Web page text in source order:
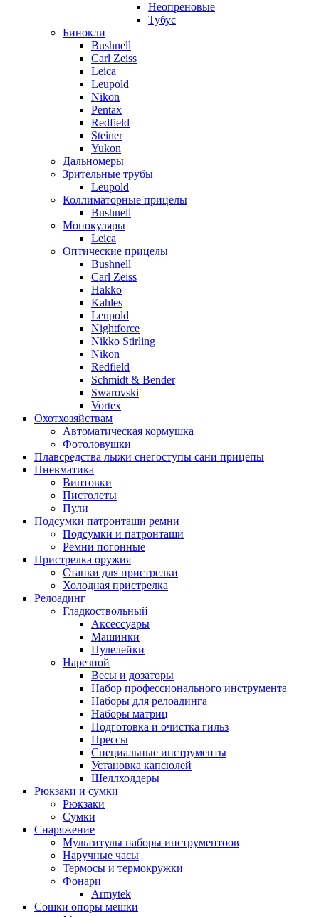
Неопреновые
Тубус
Бинокли
Bushnell
Carl Zeiss
Leica
Leupold
Nikon
Pentax
Redfield
Steiner
Yukon
Дальномеры
Зрительные трубы
Leupold
Коллиматорные прицелы
Bushnell
Монокуляры
Leica
Оптические прицелы
Bushnell
Carl Zeiss
Hakko
Kahles
Leupold
Nightforce
Nikko Stirling
Nikon
Redfield
Schmidt & Bender
Swarovski
Vortex
Охотхозяйствам
Автоматическая кормушка
Фотоловушки
Плавсредства лыжи снегоступы сани прицепы
Пневматика
Винтовки
Пистолеты
Пули
Подсумки патронташи ремни
Подсумки и патронташи
Ремни погонные
Пристрелка оружия
Станки для пристрелки
Холодная пристрелка
Релоадинг
Гладкоствольный
Аксессуары
Машинки
Пулелейки
Нарезной
Весы и дозаторы
Набор профессионального инструмента
Наборы для релоадинга
Наборы матриц
Подготовка и очистка гильз
Прессы
Специальные инструменты
Установка капсюлей
Шеллхолдеры
Рюкзаки и сумки
Рюкзаки
Сумки
Снаряжение
Мультитулы наборы инструментоов
Наручные часы
Термосы и термокружки
Фонари
Armytek
Сошки опоры мешки